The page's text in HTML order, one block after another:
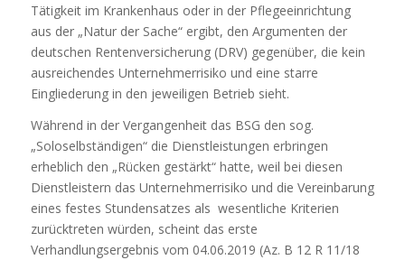
Tätigkeit im Krankenhaus oder in der Pflegeeinrichtung
aus der „Natur der Sache“ ergibt, den Argumenten der
deutschen Rentenversicherung (DRV) gegenüber, die kein
ausreichendes Unternehmerrisiko und eine starre
Eingliederung in den jeweiligen Betrieb sieht.
Während in der Vergangenheit das BSG den sog.
„Soloselbständigen“ die Dienstleistungen erbringen
erheblich den „Rücken gestärkt“ hatte, weil bei diesen
Dienstleistern das Unternehmerrisiko und die Vereinbarung
eines festes Stundensatzes als wesentliche Kriterien
zurücktreten würden, scheint das erste
Verhandlungsergebnis vom 04.06.2019 (Az. B 12 R 11/18